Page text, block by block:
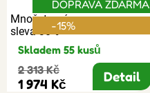
Množstevní
sleva 30%
DOPRAVA ZDARMA
-15%
Skladem 55 kusů
2 313 Kč
1 974 Kč Detail